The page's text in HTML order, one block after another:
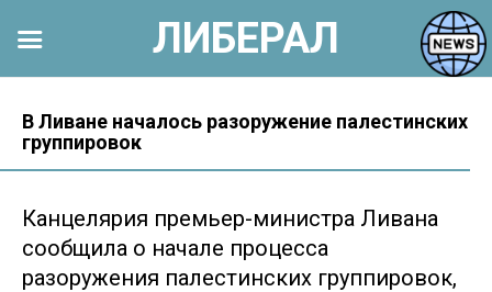
контенту
В Ливане началось разоружение палестинских
группировок
Канцелярия премьер-министра Ливана
сообщила о начале процесса
разоружения палестинских группировок,
ЛИБЕРАЛ